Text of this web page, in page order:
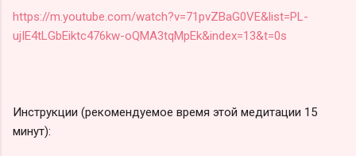
https://m.youtube.com/watch?v=71pvZBaG0VE&list=PL-
ujIE4tLGbEiktc476kw-oQMA3tqMpEk&index=13&t=0s
Инструкции (рекомендуемое время этой медитации 15
минут):